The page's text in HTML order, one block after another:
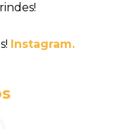
Instagram.